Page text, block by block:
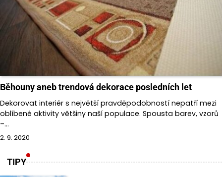
Běhouny aneb trendová dekorace posledních let
Dekorovat interiér s největší pravděpodobností nepatří mezi
oblíbené aktivity většiny naší populace. Spousta barev, vzorů
–…
2. 9. 2020
TIPY